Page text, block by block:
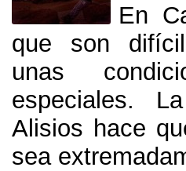
En
que son
unas
especiales.
Alisios hace
sea